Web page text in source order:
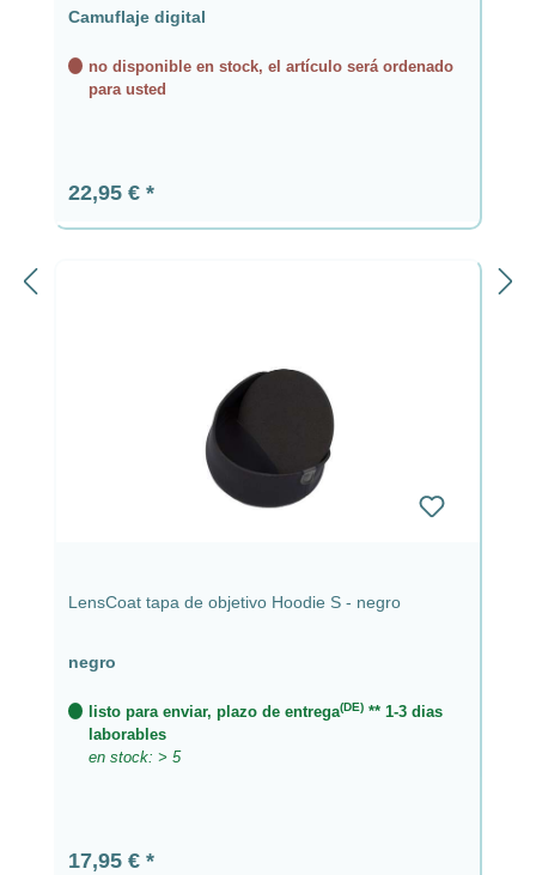
Camuflaje digital
no disponible en stock, el artículo será ordenado
para usted
Precio normal:
22,95 €
LensCoat tapa de objetivo Hoodie S - negro
negro
listo para enviar, plazo de entrega(DE) ** 1-3 dias
laborables
en stock: > 5
Precio normal:
17,95 €